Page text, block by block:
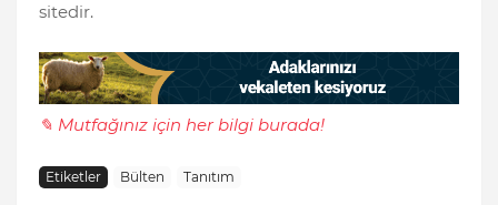
sitedir.
✎ Mutfağınız için her bilgi burada!
Etiketler Bülten Tanıtım